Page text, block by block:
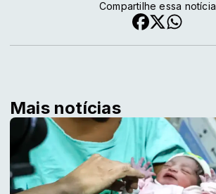
Compartilhe essa notícia
Mais notícias